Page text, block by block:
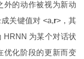
外的动作被视为新动
关键值对 <a,r>，其
为某个对话状
优化阶段的更新而变